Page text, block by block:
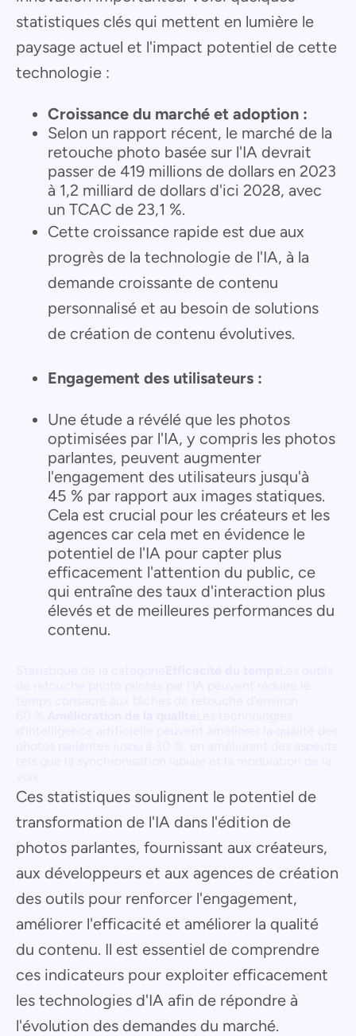
statistiques clés qui mettent en lumière le
paysage actuel et l'impact potentiel de cette
technologie :
Croissance du marché et adoption :
Selon un rapport récent, le marché de la
retouche photo basée sur l'IA devrait
passer de 419 millions de dollars en 2023
à 1,2 milliard de dollars d'ici 2028, avec
un TCAC de 23,1 %.
Cette croissance rapide est due aux
progrès de la technologie de l'IA, à la
demande croissante de contenu
personnalisé et au besoin de solutions
de création de contenu évolutives.
Engagement des utilisateurs :
Une étude a révélé que les photos
optimisées par l'IA, y compris les photos
parlantes, peuvent augmenter
l'engagement des utilisateurs jusqu'à
45 % par rapport aux images statiques.
Cela est crucial pour les créateurs et les
agences car cela met en évidence le
potentiel de l'IA pour capter plus
efficacement l'attention du public, ce
qui entraîne des taux d'interaction plus
élevés et de meilleures performances du
contenu.
Ces statistiques soulignent le potentiel de
transformation de l'IA dans l'édition de
photos parlantes, fournissant aux créateurs,
aux développeurs et aux agences de création
des outils pour renforcer l'engagement,
améliorer l'efficacité et améliorer la qualité
du contenu. Il est essentiel de comprendre
ces indicateurs pour exploiter efficacement
les technologies d'IA afin de répondre à
l'évolution des demandes du marché.